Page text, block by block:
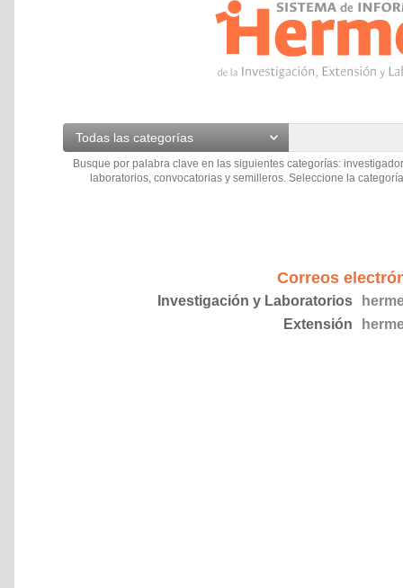
Todas las categorías
Busque por palabra clave en las siguientes categorías:
laboratorios, convocatorias y semilleros. Seleccione la
Correos
Investigación y Laboratorios
Extensión